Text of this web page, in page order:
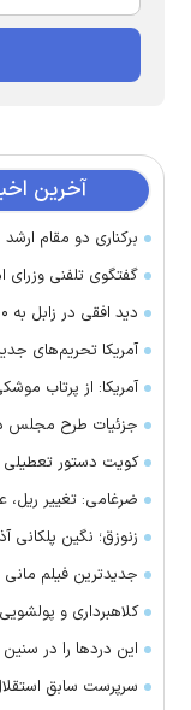
آخرین
برکناری دو مقام
گفتگوی تلفنی وزرای
دید افقی در زابل به ۲۵۰۰ متر کاهش یافت
آمریکا تحریم‌های
آمریکا: از پرتاب
جزئیات طرح مجلس
کویت دستور تعطیلی
ضرغامی: تغییر
زنوزق؛ نگین پلکانی
جدیدترین فیلم
کلاهبرداری و
این درد‌ها را در
سرپرست سابق